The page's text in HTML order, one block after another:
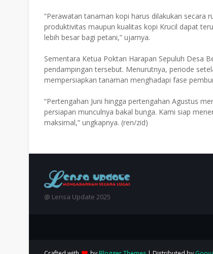
“Perawatan tanaman kopi harus dilakukan secara
produktivitas maupun kualitas kopi Krucil dapat
lebih besar bagi petani,” ujarnya.
Sementara Ketua Poktan Harapan Sepuluh Desa
pendampingan tersebut. Menurutnya, periode
mempersiapkan tanaman menghadapi fase
“Pertengahan Juni hingga pertengahan Agustus
persiapan munculnya bakal bunga. Kami siap
maksimal,” ungkapnya. (ren/zid)
@ Lensa Update 2025